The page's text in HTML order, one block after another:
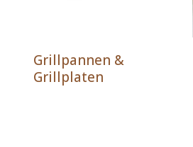
Grillpannen &
Grillplaten